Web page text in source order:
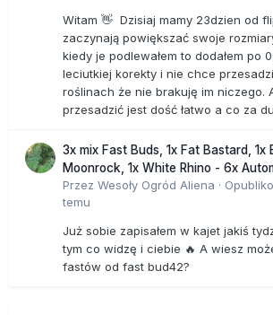
Witam 👋 Dzisiaj mamy 23dzien od
zaczynają powiększać swoje
kiedy je podlewałem to dodałem po
leciutkiej korekty i nie chce
roślinach że nie brakuję im niczego.
przesadzić jest dość łatwo a co za
3x mix Fast Buds, 1x Fat Bastard, 1x
Moonrock, 1x White Rhino - 6x
Przez Wesoły Ogród Aliena ·
temu
Już sobie zapisałem w kajet jakiś
tym co widzę i ciebie 🔥 A wiesz
fastów od fast bud42?